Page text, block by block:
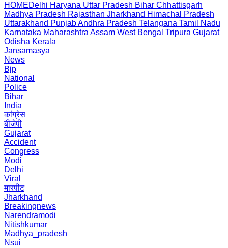
HOMEDelhi Haryana Uttar Pradesh Bihar Chhattisgarh
Madhya Pradesh Rajasthan Jharkhand Himachal Pradesh
Uttarakhand PunjabAndhra Pradesh Telangana Tamil Nadu
Karnataka Maharashtra Assam West Bengal Tripura Gujarat
Odisha Kerala
Jansamasya
News
Bjp
National
Police
Bihar
India
कांग्रेस
बीजेपी
Gujarat
Accident
Congress
Modi
Delhi
Viral
मारपीट
Jharkhand
Breakingnews
Narendramodi
Nitishkumar
Madhya_pradesh
Nsui